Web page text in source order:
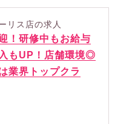
リス店の求人
！研修中もお給与
もUP！店舗環境◎
業界トップクラ